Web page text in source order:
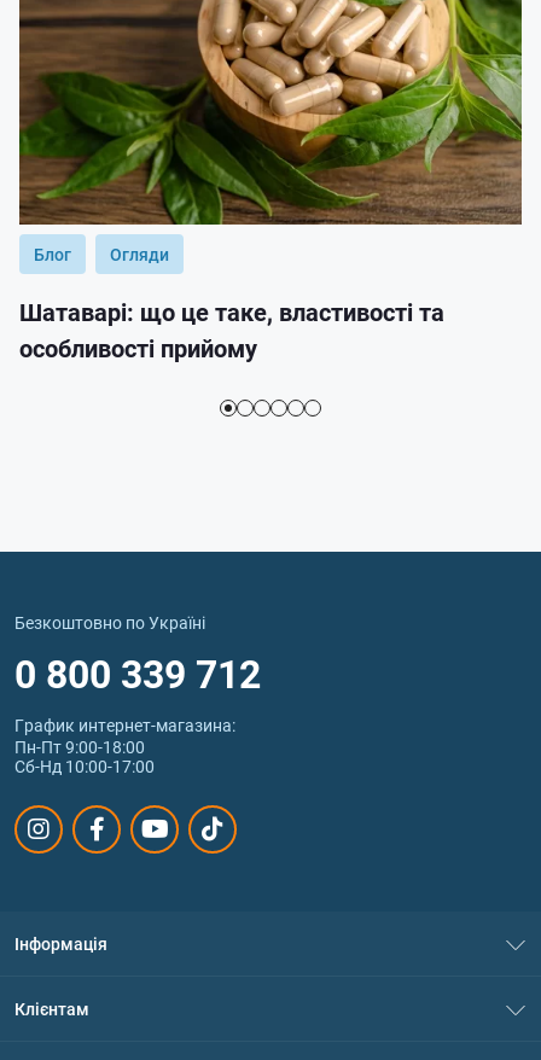
Блог Огляди
Шатаварі: що це таке, властивості та
особливості прийому
Безкоштовно по Україні
0 800 339 712
График интернет‑магазина:
Пн-Пт 9:00-18:00
Сб-Нд 10:00-17:00
Інформація
Клієнтам